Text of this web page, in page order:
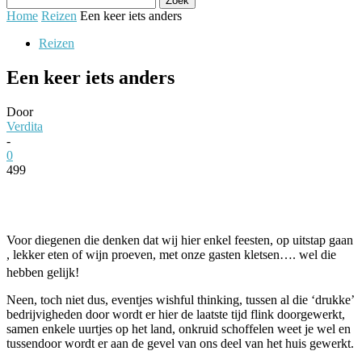
Home Reizen Een keer iets anders
Reizen
Een keer iets anders
Door
Verdita
-
0
499
Voor diegenen die denken dat wij hier enkel feesten, op uitstap gaan
, lekker eten of wijn proeven, met onze gasten kletsen…. wel die
hebben gelijk!
Neen, toch niet dus, eventjes wishful thinking, tussen al die ‘drukke’
bedrijvigheden door wordt er hier de laatste tijd flink doorgewerkt,
samen enkele uurtjes op het land, onkruid schoffelen weet je wel en
tussendoor wordt er aan de gevel van ons deel van het huis gewerkt.